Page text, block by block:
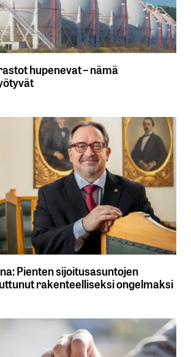
hupenevat – nämä
Pienten sijoitusasuntojen
rakenteelliseksi ongelmaksi